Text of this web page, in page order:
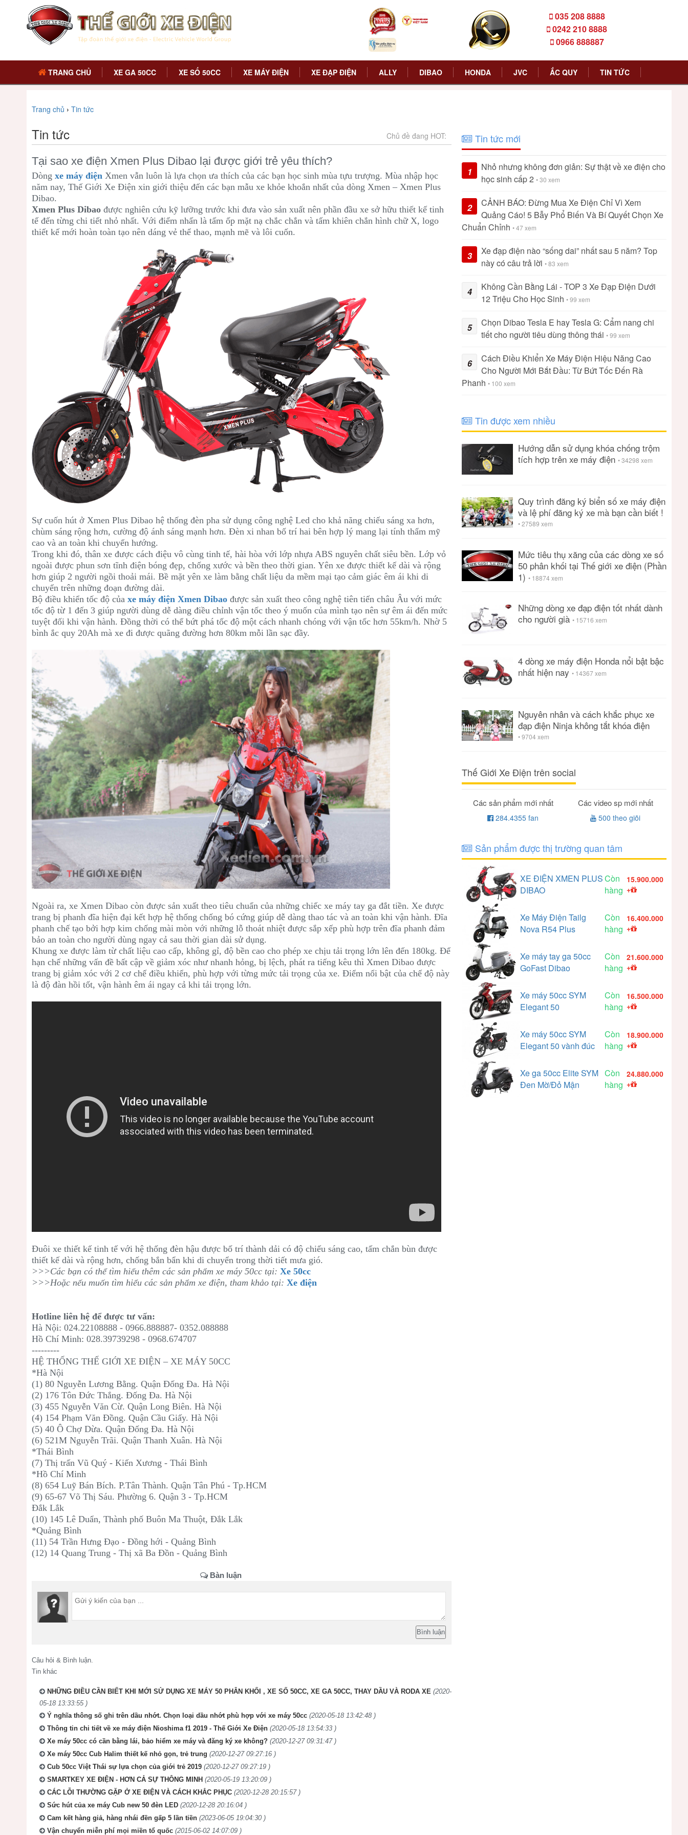
035 208 8888
0242 210 8888
0966 888887
TRANG CHỦ XE GA 50CC XE SỐ 50CC XE MÁY ĐIỆN XE ĐẠP ĐIỆN ALLY DIBAO HONDA JVC ẮC QUY TIN TỨC
Trang chủ › Tin tức
Tin tức Chủ đề đang HOT:
Tại sao xe điện Xmen Plus Dibao lại được giới trẻ yêu thích?
Dòng xe máy điện Xmen vẫn luôn là lựa chọn ưa thích của các bạn học sinh mùa tựu trượng. Mùa nhập học
năm nay, Thế Giới Xe Điện xin giới thiệu đến các bạn mẫu xe khỏe khoắn nhất của dòng Xmen – Xmen Plus
Dibao.
Xmen Plus Dibao được nghiên cứu kỹ lưỡng trước khi đưa vào sản xuất nên phần đầu xe sở hữu thiết kế tinh
tế đến từng chi tiết nhỏ nhất. Với điểm nhấn là tấm ốp mặt nạ chắc chắn và tấm khiên chắn hình chữ X, logo
thiết kế mới hoàn toàn tạo nên dáng vẻ thể thao, mạnh mẽ và lôi cuốn.
Sự cuốn hút ở Xmen Plus Dibao hệ thống đèn pha sử dụng công nghệ Led cho khả năng chiếu sáng xa hơn,
chùm sáng rộng hơn, cường độ ánh sáng mạnh hơn. Đèn xi nhan bố trí hai bên hợp lý mang lại tính thẩm mỹ
cao và an toàn khi chuyển hướng.
Trong khi đó, thân xe được cách điệu vô cùng tinh tế, hài hòa với lớp nhựa ABS nguyên chất siêu bền. Lớp vỏ
ngoài được phun sơn tĩnh điện bóng đẹp, chống xước và bền theo thời gian. Yên xe được thiết kế dài và rộng
hơn giúp 2 người ngồi thoải mái. Bề mặt yên xe làm bằng chất liệu da mềm mại tạo cảm giác êm ái khi di
chuyển trên những đoạn đường dài.
Bộ điều khiển tốc độ của xe máy điện Xmen Dibao được sản xuất theo công nghệ tiên tiến châu Âu với mức
tốc độ từ 1 đến 3 giúp người dùng dễ dàng điều chỉnh vận tốc theo ý muốn của mình tạo nên sự êm ái đến mức
tuyệt đối khi vận hành. Đồng thời có thể bứt phá tốc độ một cách nhanh chóng với vận tốc hơn 55km/h. Nhờ 5
bình ắc quy 20Ah mà xe đi được quãng đường hơn 80km mỗi lần sạc đầy.
Ngoài ra, xe Xmen Dibao còn được sản xuất theo tiêu chuẩn của những chiếc xe máy tay ga đắt tiền. Xe được
trang bị phanh đĩa hiện đại kết hợp hệ thống chống bó cứng giúp dễ dàng thao tác và an toàn khi vận hành. Đĩa
phanh chế tạo bởi hợp kim chống mài mòn với những lỗ thoát nhiệt được sắp xếp phù hợp trên đĩa phanh đảm
bảo an toàn cho người dùng ngay cả sau thời gian dài sử dụng.
Khung xe được làm từ chất liệu cao cấp, không gỉ, độ bền cao cho phép xe chịu tải trọng lớn lên đến 180kg. Để
hạn chế những vấn đề bất cập về giảm xóc như nhanh hỏng, bị lệch, phát ra tiếng kêu thì Xmen Dibao được
trang bị giảm xóc với 2 cơ chế điều khiển, phù hợp với từng mức tải trọng của xe. Điểm nổi bật của chế độ này
là độ đàn hồi tốt, vận hành êm ái ngay cả khi tải trọng lớn.
Đuôi xe thiết kế tinh tế với hệ thống đèn hậu được bố trí thành dải có độ chiếu sáng cao, tấm chắn bùn được
thiết kế dài và rộng hơn, chống bắn bẩn khi di chuyển trong thời tiết mưa gió.
>>>Các bạn có thể tìm hiểu thêm các sản phẩm xe máy 50cc tại: Xe 50cc
>>>Hoặc nếu muốn tìm hiểu các sản phẩm xe điện, tham khảo tại: Xe điện
Hotline liên hệ để được tư vấn:
Hà Nội: 024.22108888 - 0966.888887- 0352.088888
Hồ Chí Minh: 028.39739298 - 0968.674707
---------
HỆ THỐNG THẾ GIỚI XE ĐIỆN – XE MÁY 50CC
*Hà Nội
(1) 80 Nguyễn Lương Bằng. Quận Đống Đa. Hà Nội
(2) 176 Tôn Đức Thắng. Đống Đa. Hà Nội
(3) 455 Nguyễn Văn Cừ. Quận Long Biên. Hà Nội
(4) 154 Phạm Văn Đồng. Quận Cầu Giấy. Hà Nội
(5) 40 Ô Chợ Dừa. Quận Đống Đa. Hà Nội
(6) 521M Nguyễn Trãi. Quận Thanh Xuân. Hà Nội
*Thái Bình
(7) Thị trấn Vũ Quý - Kiến Xương - Thái Bình
*Hồ Chí Minh
(8) 654 Luỹ Bán Bích. P.Tân Thành. Quận Tân Phú - Tp.HCM
(9) 65-67 Võ Thị Sáu. Phường 6. Quận 3 - Tp.HCM
Đắk Lắk
(10) 145 Lê Duẩn, Thành phố Buôn Ma Thuột, Đắk Lắk
*Quảng Bình
(11) 54 Trần Hưng Đạo - Đồng hới - Quảng Bình
(12) 14 Quang Trung - Thị xã Ba Đồn - Quảng Bình
Bàn luận
Câu hỏi & Bình luận.
Tin khác
NHỮNG ĐIỀU CẦN BIẾT KHI MỚI SỬ DỤNG XE MÁY 50 PHÂN KHỐI , XE SỐ 50CC, XE GA 50CC, THAY DẦU VÀ RODA XE (2020-
05-18 13:33:55 )
Ý nghĩa thông số ghi trên dầu nhớt. Chọn loại dầu nhớt phù hợp với xe máy 50cc (2020-05-18 13:42:48 )
Thông tin chi tiết về xe máy điện Nioshima f1 2019 - Thế Giới Xe Điện (2020-05-18 13:54:33 )
Xe máy 50cc có cần bằng lái, bảo hiểm xe máy và đăng ký xe không? (2020-12-27 09:31:47 )
Xe máy 50cc Cub Halim thiết kế nhỏ gọn, trẻ trung (2020-12-27 09:27:16 )
Cub 50cc Việt Thái sự lựa chọn của giới trẻ 2019 (2020-12-27 09:27:19 )
SMARTKEY XE ĐIỆN - HƠN CẢ SỰ THÔNG MINH (2020-05-19 13:20:09 )
CÁC LỖI THƯỜNG GẶP Ở XE ĐIỆN VÀ CÁCH KHẮC PHỤC (2020-12-28 20:15:57 )
Sức hút của xe máy Cub new 50 đèn LED (2020-12-28 20:16:04 )
Cam kết hàng giả, hàng nhái đền gấp 5 lần tiền (2023-06-05 19:04:30 )
Vận chuyển miễn phí mọi miền tổ quốc (2015-06-02 14:07:09 )
Tin tức mới
1
Nhỏ nhưng không đơn giản: Sự thật về xe điện cho
học sinh cấp 2 • 30 xem
2
CẢNH BÁO: Đừng Mua Xe Điện Chỉ Vì Xem
Quảng Cáo! 5 Bẫy Phổ Biến Và Bí Quyết Chọn Xe
Chuẩn Chỉnh • 47 xem
3
Xe đạp điện nào “sống dai” nhất sau 5 năm? Top
này có câu trả lời • 83 xem
4
Không Cần Bằng Lái - TOP 3 Xe Đạp Điện Dưới
12 Triệu Cho Học Sinh • 99 xem
5
Chọn Dibao Tesla E hay Tesla G: Cẩm nang chi
tiết cho người tiêu dùng thông thái • 99 xem
6
Cách Điều Khiển Xe Máy Điện Hiệu Năng Cao
Cho Người Mới Bắt Đầu: Từ Bứt Tốc Đến Rà
Phanh • 100 xem
Tin được xem nhiều
Hướng dẫn sử dụng khóa chống trộm
tích hợp trên xe máy điện • 34298 xem
Quy trình đăng ký biển số xe máy điện
và lệ phí đăng ký xe mà bạn cần biết !
• 27589 xem
Mức tiêu thụ xăng của các dòng xe số
50 phân khối tại Thế giới xe điện (Phần
1) • 18874 xem
Những dòng xe đạp điện tốt nhất dành
cho người già • 15716 xem
4 dòng xe máy điện Honda nổi bật bậc
nhất hiện nay • 14367 xem
Nguyên nhân và cách khắc phục xe
đạp điện Ninja không tắt khóa điện
• 9704 xem
Thế Giới Xe Điện trên social
Các sản phẩm mới nhất
284.4355 fan
Các video sp mới nhất
500 theo giõi
Sản phẩm được thị trường quan tâm
XE ĐIỆN XMEN PLUS
DIBAO
Còn
hàng
15.900.000
+
Xe Máy Điện Tailg
Nova R54 Plus
Còn
hàng
16.400.000
+
Xe máy tay ga 50cc
GoFast Dibao
Còn
hàng
21.600.000
+
Xe máy 50cc SYM
Elegant 50
Còn
hàng
16.500.000
+
Xe máy 50cc SYM
Elegant 50 vành đúc
Còn
hàng
18.900.000
+
Xe ga 50cc Elite SYM
Đen Mờ/Đỏ Mận
Còn
hàng
24.880.000
+